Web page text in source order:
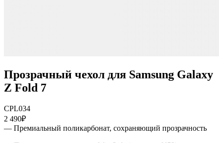
Прозрачный чехол для Samsung Galaxy
Z Fold 7
CPL034
2 490₽
— Премиальный поликарбонат, сохраняющий прозрачность